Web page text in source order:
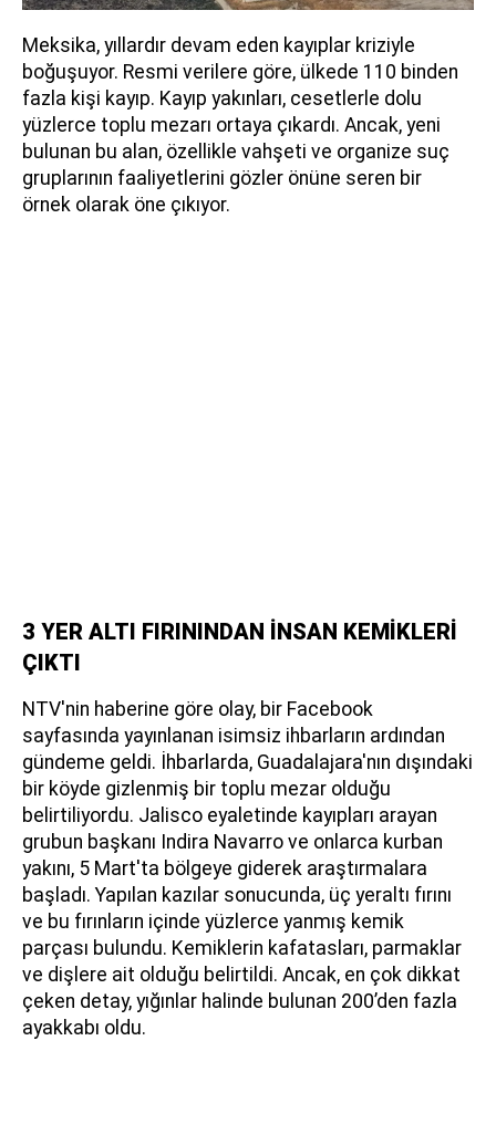
Meksika, yıllardır devam eden kayıplar kriziyle
boğuşuyor. Resmi verilere göre, ülkede 110 binden
fazla kişi kayıp. Kayıp yakınları, cesetlerle dolu
yüzlerce toplu mezarı ortaya çıkardı. Ancak, yeni
bulunan bu alan, özellikle vahşeti ve organize suç
gruplarının faaliyetlerini gözler önüne seren bir
örnek olarak öne çıkıyor.
3 YER ALTI FIRININDAN İNSAN KEMİKLERİ
ÇIKTI
NTV'nin haberine göre olay, bir Facebook
sayfasında yayınlanan isimsiz ihbarların ardından
gündeme geldi. İhbarlarda, Guadalajara'nın dışındaki
bir köyde gizlenmiş bir toplu mezar olduğu
belirtiliyordu. Jalisco eyaletinde kayıpları arayan
grubun başkanı Indira Navarro ve onlarca kurban
yakını, 5 Mart'ta bölgeye giderek araştırmalara
başladı. Yapılan kazılar sonucunda, üç yeraltı fırını
ve bu fırınların içinde yüzlerce yanmış kemik
parçası bulundu. Kemiklerin kafatasları, parmaklar
ve dişlere ait olduğu belirtildi. Ancak, en çok dikkat
çeken detay, yığınlar halinde bulunan 200’den fazla
ayakkabı oldu.